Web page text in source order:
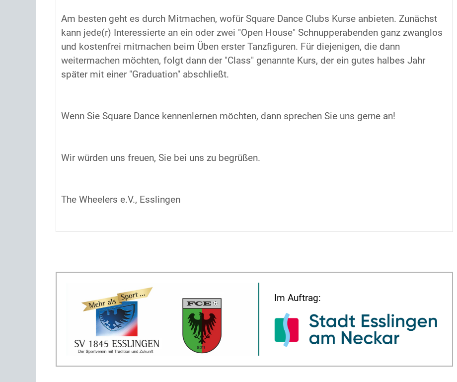
Am besten geht es durch Mitmachen, wofür Square Dance Clubs Kurse anbieten. Zunächst
kann jede(r) Interessierte an ein oder zwei "Open House" Schnupperabenden ganz zwanglos
und kostenfrei mitmachen beim Üben erster Tanzfiguren. Für diejenigen, die dann
weitermachen möchten, folgt dann der "Class" genannte Kurs, der ein gutes halbes Jahr
später mit einer "Graduation" abschließt.
Wenn Sie Square Dance kennenlernen möchten, dann sprechen Sie uns gerne an!
Wir würden uns freuen, Sie bei uns zu begrüßen.
The Wheelers e.V., Esslingen
Im Auftrag: